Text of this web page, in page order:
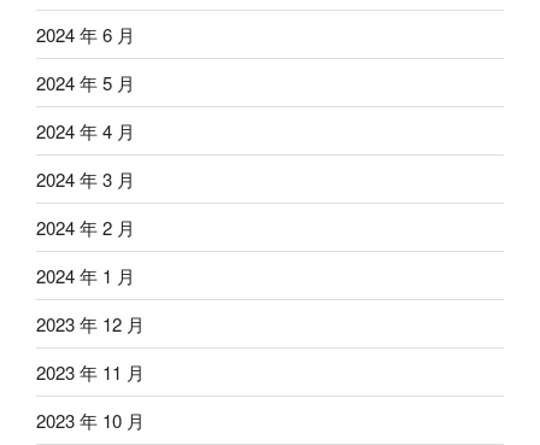
2024 年 6 月
2024 年 5 月
2024 年 4 月
2024 年 3 月
2024 年 2 月
2024 年 1 月
2023 年 12 月
2023 年 11 月
2023 年 10 月